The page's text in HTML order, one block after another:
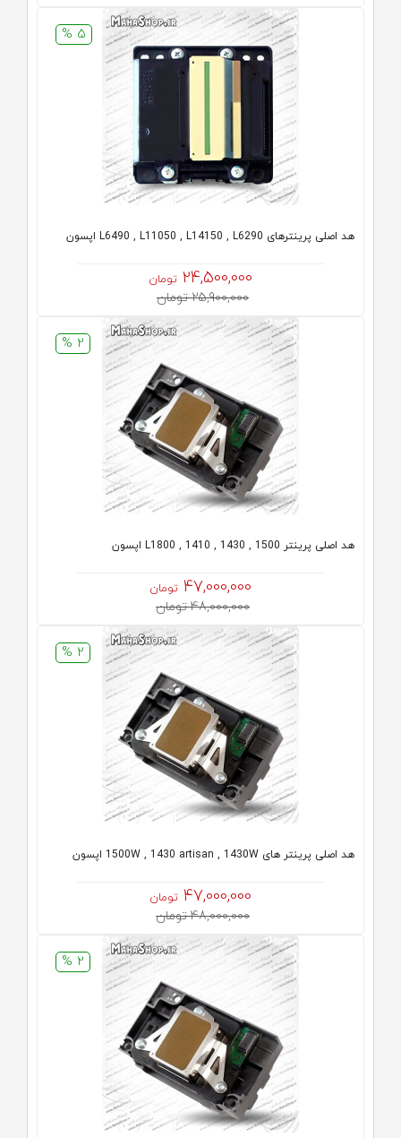
5 %
هد اصلی پرینترهای L6490 , L11050 , L14150 , L6290 اپسون
24,500,000 تومان
25,900,000 تومان
2 %
هد اصلی پرینتر L1800 , 1410 , 1430 , 1500 اپسون
47,000,000 تومان
48,000,000 تومان
2 %
هد اصلی پرینتر های 1500W , 1430 artisan , 1430W اپسون
47,000,000 تومان
48,000,000 تومان
2 %